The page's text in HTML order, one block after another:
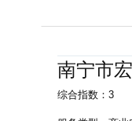
南宁市
综合指数：3